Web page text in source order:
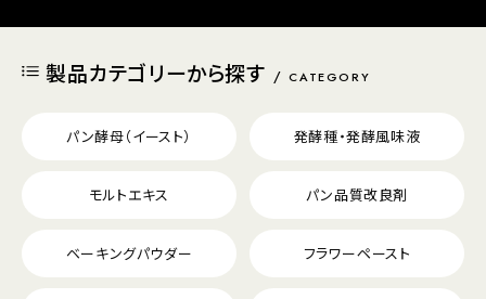
製品カテゴリーから探す CATEGORY
パン酵母（イースト） 発酵種・発酵風味液
モルトエキス パン品質改良剤
ベーキングパウダー フラワーペースト